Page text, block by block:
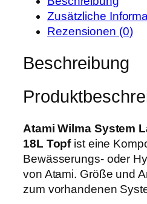
e
i
w
r
:
2
0
0
,
0
0
t
5
9
,
9
€
.
y
m
L
a
r
g
Zusätzliche
Rezensionen (0)
Beschreibung
Atami Wilma System
18L Topfist eine
Bewässerungs- oder
von Atami. Größe und
zum vorhandenen